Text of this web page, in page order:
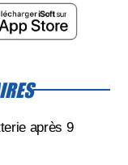
après 9